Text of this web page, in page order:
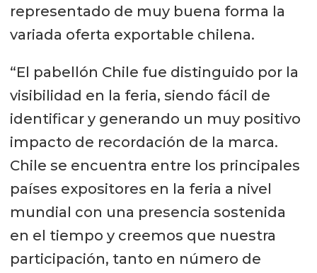
representado de muy buena forma la
variada oferta exportable chilena.
“El pabellón Chile fue distinguido por la
visibilidad en la feria, siendo fácil de
identificar y generando un muy positivo
impacto de recordación de la marca.
Chile se encuentra entre los principales
países expositores en la feria a nivel
mundial con una presencia sostenida
en el tiempo y creemos que nuestra
participación, tanto en número de